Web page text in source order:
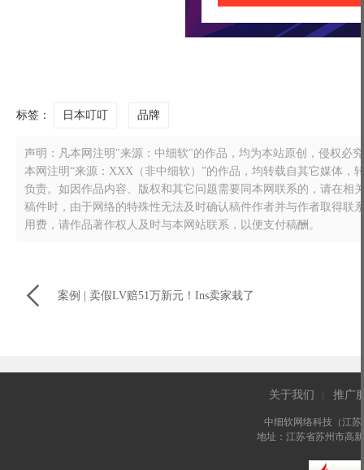
标签： 日本叮叮 品牌
声明：凡本网注明"来源：中细软"的作品，均为本站原创，侵权必
本网注明“来源：XXX（非中细软）”的作品，均转载自其它媒体
负责。如因作品内容、版权和其它问题需要同本网联系的，请在相
稿件时，由于网络的特殊性无法及时确认稿件作者并与作者取得
用费，请作品著作权人及时与本网站联系，以便支付稿酬。
 案例 | 卖假LV赔51万新元！Ins卖家栽了
关于我们 推广
中细软网络科技（江
地址：江苏省苏州市高